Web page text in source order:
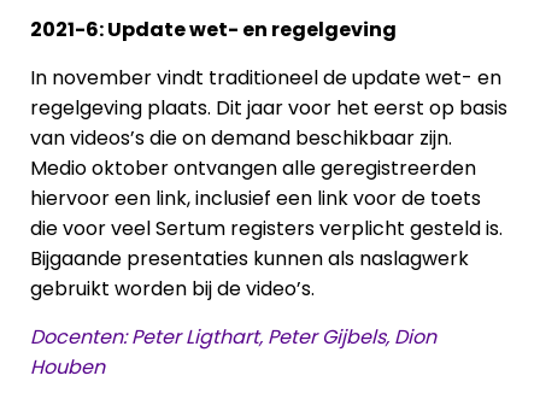
2021-6: Update wet- en regelgeving
In november vindt traditioneel de update wet- en
regelgeving plaats. Dit jaar voor het eerst op basis
van videos’s die on demand beschikbaar zijn.
Medio oktober ontvangen alle geregistreerden
hiervoor een link, inclusief een link voor de toets
die voor veel Sertum registers verplicht gesteld is.
Bijgaande presentaties kunnen als naslagwerk
gebruikt worden bij de video’s.
Docenten: Peter Ligthart, Peter Gijbels, Dion
Houben